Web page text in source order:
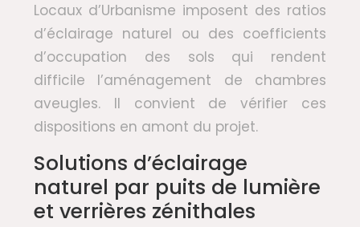
Locaux d’Urbanisme imposent des ratios
d’éclairage naturel ou des coefficients
d’occupation des sols qui rendent
difficile l’aménagement de chambres
aveugles. Il convient de vérifier ces
dispositions en amont du projet.
Solutions d’éclairage
naturel par puits de lumière
et verrières zénithales